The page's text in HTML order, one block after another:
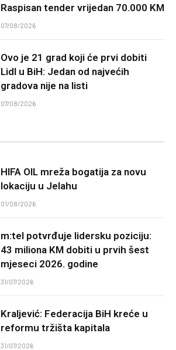
Raspisan tender vrijedan 70.000 KM
07/08/2026
Ovo je 21 grad koji će prvi dobiti
Lidl u BiH: Jedan od najvećih
gradova nije na listi
07/08/2026
HIFA OIL mreža bogatija za novu
lokaciju u Jelahu
01/08/2026
m:tel potvrđuje lidersku poziciju:
43 miliona KM dobiti u prvih šest
mjeseci 2026. godine
31/07/2026
Kraljević: Federacija BiH kreće u
reformu tržišta kapitala
31/07/2026